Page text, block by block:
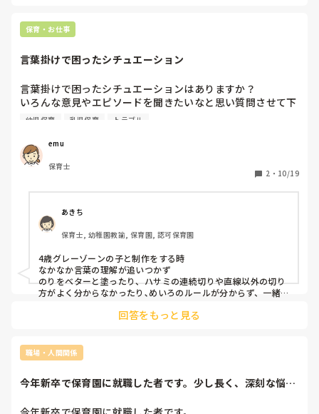
保育・お仕事
言葉掛けで困ったシチュエーション
言葉掛けで困ったシチュエーションはありますか？
いろんな意見やエピソードを聞きたいなと思い質問させて下
さい！！
幼児保育 乳児保育 トラブル
emu
保育士
2 ・ 10/19
あきち
保育士, 幼稚園教諭, 保育園, 認可保育園
4歳グレーゾーンの子と制作をする時
なかなか言葉の理解が追いつかず
のりをベターと塗ったり、ハサミの連続切りや直線以外の切り
方がよく分からなかったり､めいろのルールが分からず、一緒
回答をもっと見る
職場・人間関係
今年新卒で保育園に就職した者です。少し長く、深刻な悩み